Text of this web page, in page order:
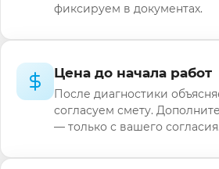
фиксируем в документах.
Цена до начала работ
После диагностики
согласуем смету.
— только с вашего согласия.